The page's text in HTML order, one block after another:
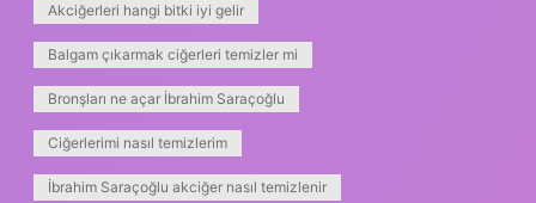
Akciğerleri hangi bitki iyi gelir
Balgam çıkarmak ciğerleri temizler mi
Bronşları ne açar İbrahim Saraçoğlu
Ciğerlerimi nasıl temizlerim
İbrahim Saraçoğlu akciğer nasıl temizlenir